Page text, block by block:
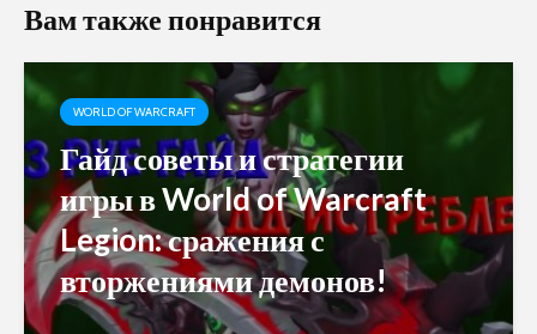
Вам также понравится
WORLD OF WARCRAFT
Гайд советы и стратегии
игры в World of Warcraft
Legion: сражения с
вторжениями демонов!